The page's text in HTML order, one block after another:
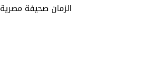
الزمان صحيفة مصرية